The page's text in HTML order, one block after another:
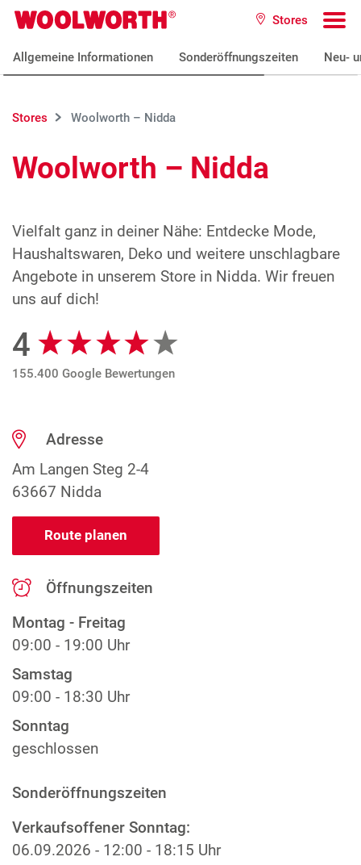
Zum Hauptinhalt
Woolworth GmbH Stores
Allgemeine Informationen Sonderöffnungszeiten Neu-
Stores Woolworth – Nidda
Woolworth – Nidda
Vielfalt ganz in deiner Nähe: Entdecke Mode,
Haushaltswaren, Deko und weitere unschlagbare
Angebote in unserem Store in Nidda. Wir freuen
uns auf dich!
Google Bewertungen
4
155.400 Google Bewertungen
Adresse
Am Langen Steg 2-4
63667 Nidda
Route planen
Öffnungszeiten
Montag - Freitag
09:00 - 19:00 Uhr
Samstag
09:00 - 18:30 Uhr
Sonntag
geschlossen
Sonderöffnungszeiten
Verkaufsoffener Sonntag:
06.09.2026 - 12:00 - 18:15 Uhr